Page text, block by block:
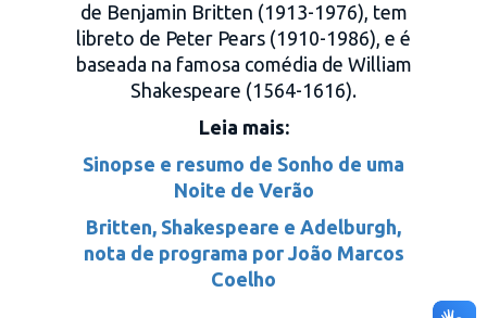
de Benjamin Britten (1913-1976), tem
libreto de Peter Pears (1910-1986), e é
baseada na famosa comédia de William
Shakespeare (1564-1616).
Leia mais:
Sinopse e resumo de Sonho de uma
Noite de Verão
Britten, Shakespeare e Adelburgh,
nota de programa por João Marcos
Coelho